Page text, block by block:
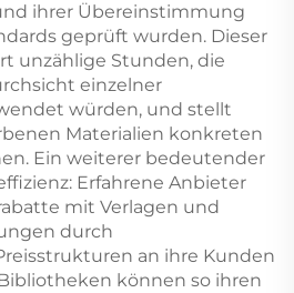
ihrer Übereinstimmung
geprüft wurden. Dieser
unzählige Stunden, die
einzelner
würden, und stellt
Materialien konkreten
Ein weiterer bedeutender
Erfahrene Anbieter
mit Verlagen und
durch
an ihre Kunden
können so ihren